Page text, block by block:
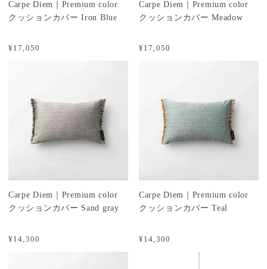
¥17,050
Carpe Diem｜Premium color
クッションカバー Iron Blue
¥17,050
Carpe Diem｜Premium color
クッションカバー Meadow
¥14,300
Carpe Diem｜Premium color
クッションカバー Sand gray
¥14,300
Carpe Diem｜Premium color
クッションカバー Teal